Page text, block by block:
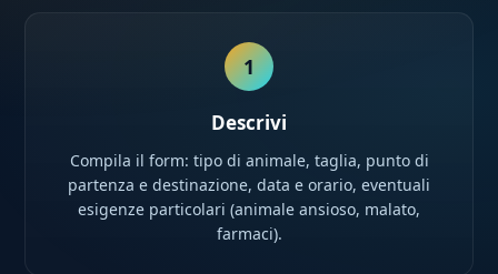
1
Descrivi
Compila il form: tipo di animale, taglia, punto di
partenza e destinazione, data e orario, eventuali
esigenze particolari (animale ansioso, malato,
farmaci).